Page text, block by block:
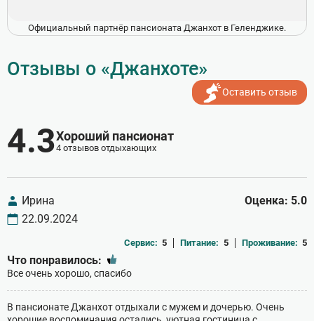
Официальный партнёр пансионата Джанхот в Геленджике.
Отзывы о «Джанхоте»
Оставить отзыв
4.3Хороший пансионат
4 отзывов отдыхающих
Ирина
22.09.2024
Оценка: 5.0
Сервис: 5 Питание: 5 Проживание: 5
Что понравилось:
Все очень хорошо, спасибо
В пансионате Джанхот отдыхали с мужем и дочерью. Очень